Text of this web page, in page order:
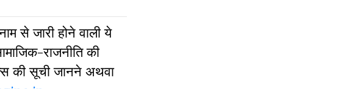
से जारी होने वाली ये
राजनीति की
की सूची जानने अथवा